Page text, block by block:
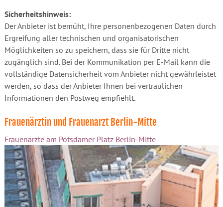
Sicherheitshinweis:
Der Anbieter ist bemüht, Ihre personenbezogenen Daten durch
Ergreifung aller technischen und organisatorischen
Möglichkeiten so zu speichern, dass sie für Dritte nicht
zugänglich sind. Bei der Kommunikation per E-Mail kann die
vollständige Datensicherheit vom Anbieter nicht gewährleistet
werden, so dass der Anbieter Ihnen bei vertraulichen
Informationen den Postweg empfiehlt.
Frauenärztin und Frauenarzt Berlin-Mitte
Frauenärzte am Potsdamer Platz Berlin-Mitte